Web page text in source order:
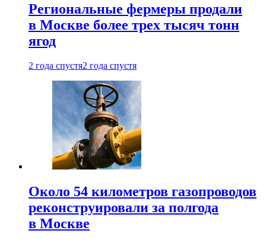
Региональные фермеры продали
в Москве более трех тысяч тонн
ягод
2 года спустя2 года спустя
Около 54 километров газопроводов
реконструировали за полгода
в Москве